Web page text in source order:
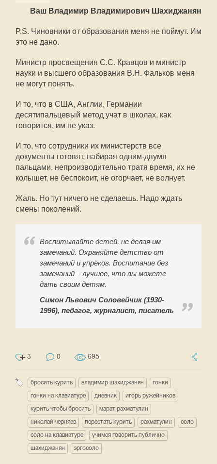
Ваш Владимир Владимирович Шахиджанян
P.S. Чиновники от образования меня не поймут. Им
это не дано.
Министр просвещения С.С. Кравцов и министр
науки и высшего образования В.Н. Фальков меня
не могут понять.
И то, что в США, Англии, Германии
десятипальцевый метод учат в школах, как
говорится, им не указ.
И то, что сотрудники их министерств все
документы готовят, набирая одним-двумя
пальцами, непроизводительно тратя время, их не
колышет, не беспокоит, не огорчает, не волнует.
Жаль. Но тут ничего не сделаешь. Надо ждать
смены поколений.
Воспитывайте детей, не делая им
замечаний. Охраняйте детство от
замечаний и упрёков. Воспитание без
замечаний – лучшее, что вы можете
дать своим детям.
Симон Львович Соловейчик (1930-
1996), педагог, журналист, писатель
3 0 695
бросить курить владимир шахиджанян гонки
гонки на клавиатуре дневник игорь ружейников
курить чтобы бросить марат рахматулин
николай черняев перестать курить рахматулин соло
соло на клавиатуре учимся говорить публично
шахиджанян эргосоло